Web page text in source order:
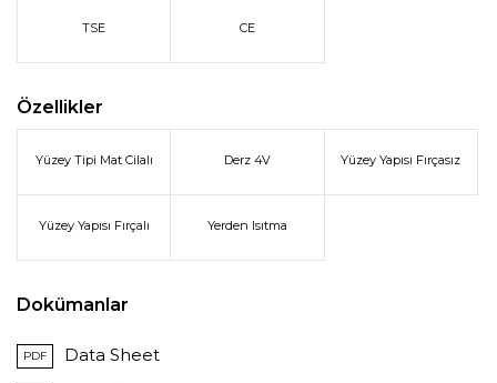
TSE CE
Özellikler
Yüzey Tipi Mat Cilalı Derz 4V Yüzey Yapısı Fırçasız
Yüzey Yapısı Fırçalı Yerden Isıtma
Dokümanlar
PDF Data Sheet